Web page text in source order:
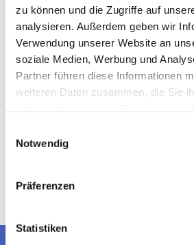
zu können und die Zugriffe auf
analysieren. Außerdem geben wir
Verwendung unserer Website an
soziale Medien, Werbung und
Partner führen diese Informationen
weiteren Daten zusammen, die Sie
Notwendig
Präferenzen
Statistiken